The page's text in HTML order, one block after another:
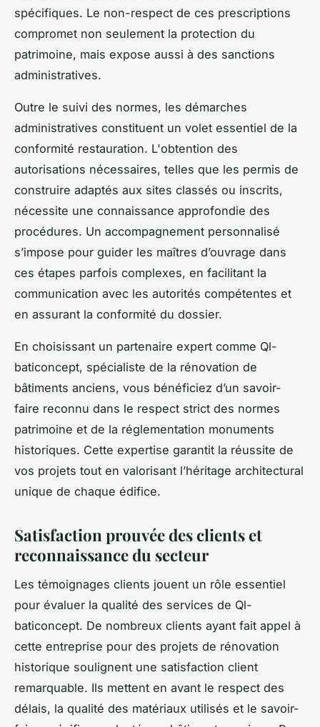
spécifiques. Le non-respect de ces prescriptions
compromet non seulement la protection du
patrimoine, mais expose aussi à des sanctions
administratives.
Outre le suivi des normes, les démarches
administratives constituent un volet essentiel de la
conformité restauration. L'obtention des
autorisations nécessaires, telles que les permis de
construire adaptés aux sites classés ou inscrits,
nécessite une connaissance approfondie des
procédures. Un accompagnement personnalisé
s’impose pour guider les maîtres d’ouvrage dans
ces étapes parfois complexes, en facilitant la
communication avec les autorités compétentes et
en assurant la conformité du dossier.
En choisissant un partenaire expert comme Ql-
baticoncept, spécialiste de la rénovation de
bâtiments anciens, vous bénéficiez d’un savoir-
faire reconnu dans le respect strict des normes
patrimoine et de la réglementation monuments
historiques. Cette expertise garantit la réussite de
vos projets tout en valorisant l’héritage architectural
unique de chaque édifice.
Satisfaction prouvée des clients et
reconnaissance du secteur
Les témoignages clients jouent un rôle essentiel
pour évaluer la qualité des services de Ql-
baticoncept. De nombreux clients ayant fait appel à
cette entreprise pour des projets de rénovation
historique soulignent une satisfaction client
remarquable. Ils mettent en avant le respect des
délais, la qualité des matériaux utilisés et le savoir-